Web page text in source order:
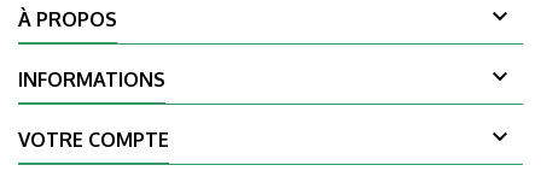
À PROPOS 
INFORMATIONS 
VOTRE COMPTE 